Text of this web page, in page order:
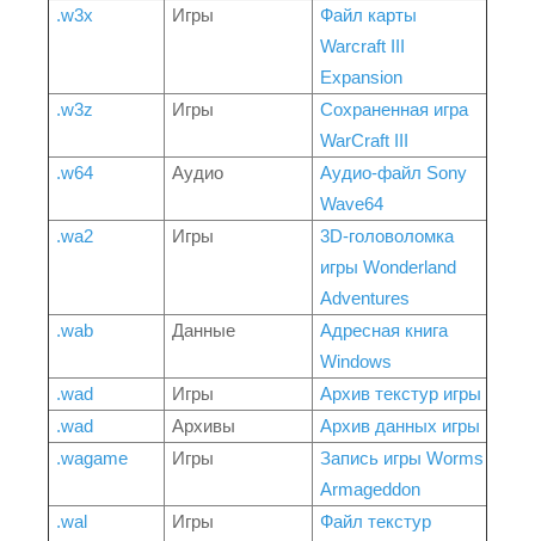
.w3x
Игры
Файл карты
Warcraft III
Expansion
.w3z
Игры
Сохраненная игра
WarCraft III
.w64
Аудио
Аудио-файл Sony
Wave64
.wa2
Игры
3D-головоломка
игры Wonderland
Adventures
.wab
Данные
Адресная книга
Windows
.wad
Игры
Архив текстур игры
.wad
Архивы
Архив данных игры
.wagame
Игры
Запись игры Worms
Armageddon
.wal
Игры
Файл текстур